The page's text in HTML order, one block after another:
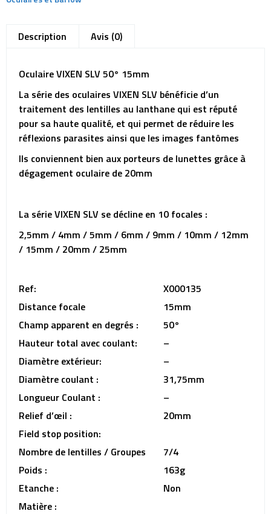
Description Avis (0)
Oculaire VIXEN SLV 50° 15mm
La série des oculaires VIXEN SLV bénéficie d’un
traitement des lentilles au lanthane qui est réputé
pour sa haute qualité, et qui permet de réduire les
réflexions parasites ainsi que les images fantômes
Ils conviennent bien aux porteurs de lunettes grâce à
dégagement oculaire de 20mm
La série VIXEN SLV se décline en 10 focales :
2,5mm / 4mm / 5mm / 6mm / 9mm / 10mm / 12mm
/ 15mm / 20mm / 25mm
Ref:
X000135
Distance focale
15mm
Champ apparent en degrés :
50°
Hauteur total avec coulant:
–
Diamètre extérieur:
–
Diamètre coulant :
31,75mm
Longueur Coulant :
–
Relief d’œil :
20mm
Field stop position:
Nombre de lentilles / Groupes
7/4
Poids :
163g
Etanche :
Non
Matière :